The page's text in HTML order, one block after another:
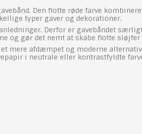
Den flotte røde farve
typer gaver og dekorationer.
Derfor er gavebåndet
og gør det nemt at skabe flotte sløjfer
mere afdæmpet og moderne
i neutrale eller kontrastfyldte